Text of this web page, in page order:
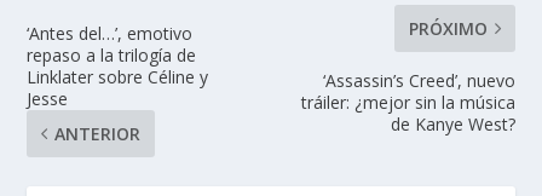
‘Antes del…’, emotivo
repaso a la trilogía de
Linklater sobre Céline y
Jesse
ANTERIOR
PRÓXIMO
‘Assassin’s Creed’, nuevo
tráiler: ¿mejor sin la música
de Kanye West?